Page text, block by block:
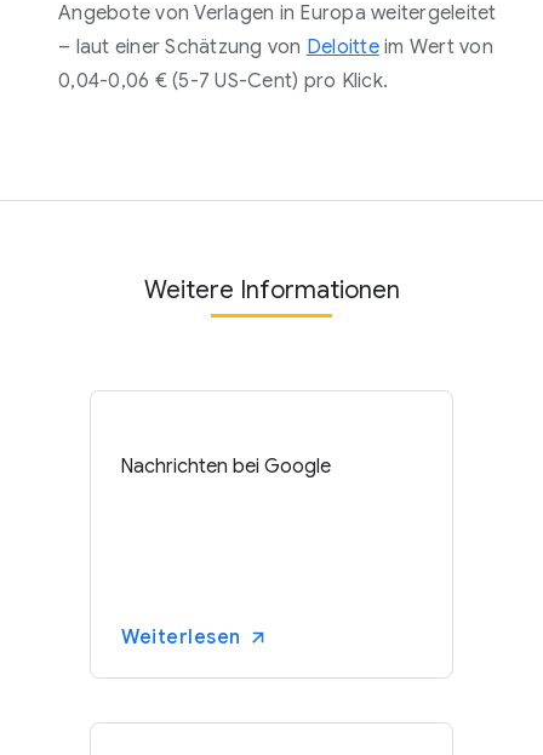
Angebote von Verlagen in Europa weitergeleitet
– laut einer Schätzung von Deloitteim Wert von
0,04-0,06 € (5-7 US-Cent) pro Klick.
Weitere Informationen
Nachrichten bei Google
Weiterlesen